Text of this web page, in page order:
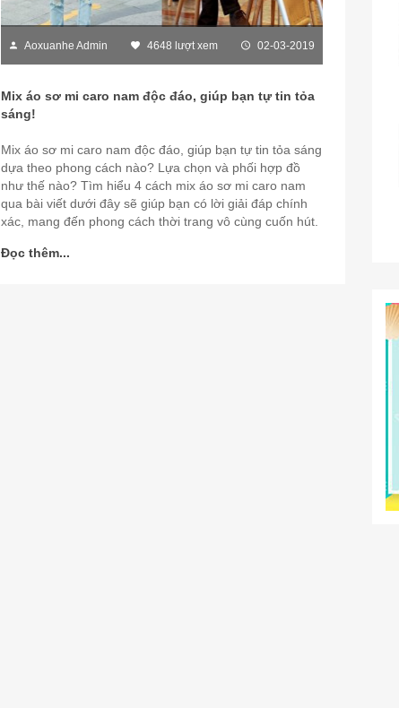
Aoxuanhe Admin 4648 lượt xem 02-03-2019
Mix áo sơ mi caro nam độc đáo, giúp bạn tự tin tỏa
sáng!
Mix áo sơ mi caro nam độc đáo, giúp bạn tự tin tỏa sáng
dựa theo phong cách nào? Lựa chọn và phối hợp đồ
như thế nào? Tìm hiểu 4 cách mix áo sơ mi caro nam
qua bài viết dưới đây sẽ giúp bạn có lời giải đáp chính
xác, mang đến phong cách thời trang vô cùng cuốn hút.
Đọc thêm...